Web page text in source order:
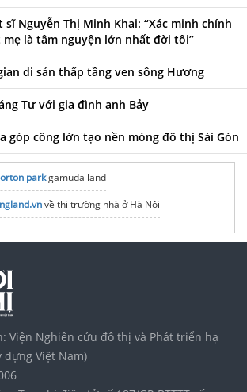
sĩ Nguyễn Thị Minh Khai: “Xác minh chính
mẹ là tâm nguyện lớn nhất đời tôi”
di sản thấp tầng ven sông Hương
Tư với gia đình anh Bảy
góp công lớn tạo nền móng đô thị Sài Gòn
parkgamuda land
về thị trường nhà ở Hà Nội
Viện Nghiên cứu đô thị và Phát triển hạ
dựng Việt Nam)